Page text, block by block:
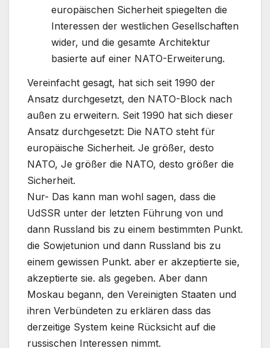
europäischen Sicherheit spiegelten die
Interessen der westlichen Gesellschaften
wider, und die gesamte Architektur
basierte auf einer NATO-Erweiterung.
Vereinfacht gesagt, hat sich seit 1990 der
Ansatz durchgesetzt, den NATO-Block nach
außen zu erweitern. Seit 1990 hat sich dieser
Ansatz durchgesetzt: Die NATO steht für
europäische Sicherheit. Je größer, desto
NATO, Je größer die NATO, desto größer die
Sicherheit.
Nur- Das kann man wohl sagen, dass die
UdSSR unter der letzten Führung von und
dann Russland bis zu einem bestimmten Punkt.
die Sowjetunion und dann Russland bis zu
einem gewissen Punkt. aber er akzeptierte sie,
akzeptierte sie. als gegeben. Aber dann
Moskau begann, den Vereinigten Staaten und
ihren Verbündeten zu erklären dass das
derzeitige System keine Rücksicht auf die
russischen Interessen nimmt.